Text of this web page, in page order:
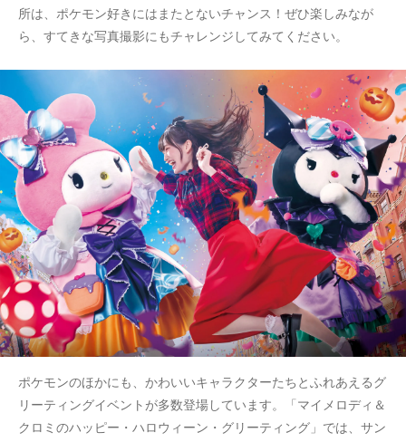
所は、ポケモン好きにはまたとないチャンス！ぜひ楽しみなが
ら、すてきな写真撮影にもチャレンジしてみてください。
ポケモンのほかにも、かわいいキャラクターたちとふれあえるグ
リーティングイベントが多数登場しています。「マイメロディ＆
クロミのハッピー・ハロウィーン・グリーティング」では、サン